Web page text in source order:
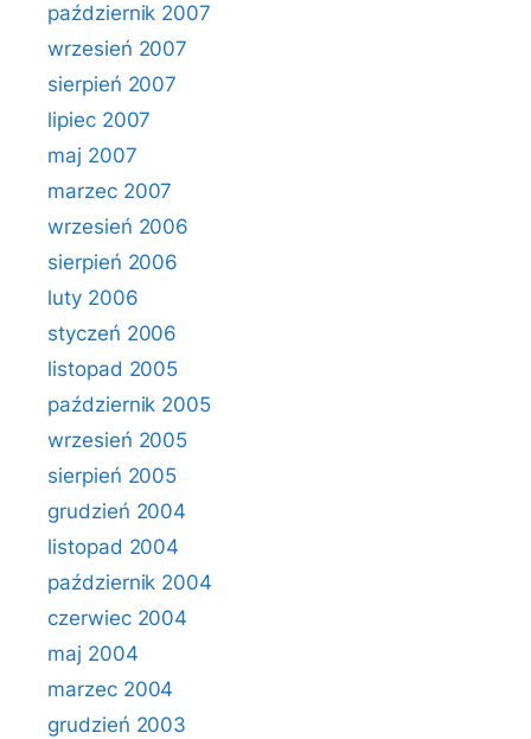
październik 2007
wrzesień 2007
sierpień 2007
lipiec 2007
maj 2007
marzec 2007
wrzesień 2006
sierpień 2006
luty 2006
styczeń 2006
listopad 2005
październik 2005
wrzesień 2005
sierpień 2005
grudzień 2004
listopad 2004
październik 2004
czerwiec 2004
maj 2004
marzec 2004
grudzień 2003